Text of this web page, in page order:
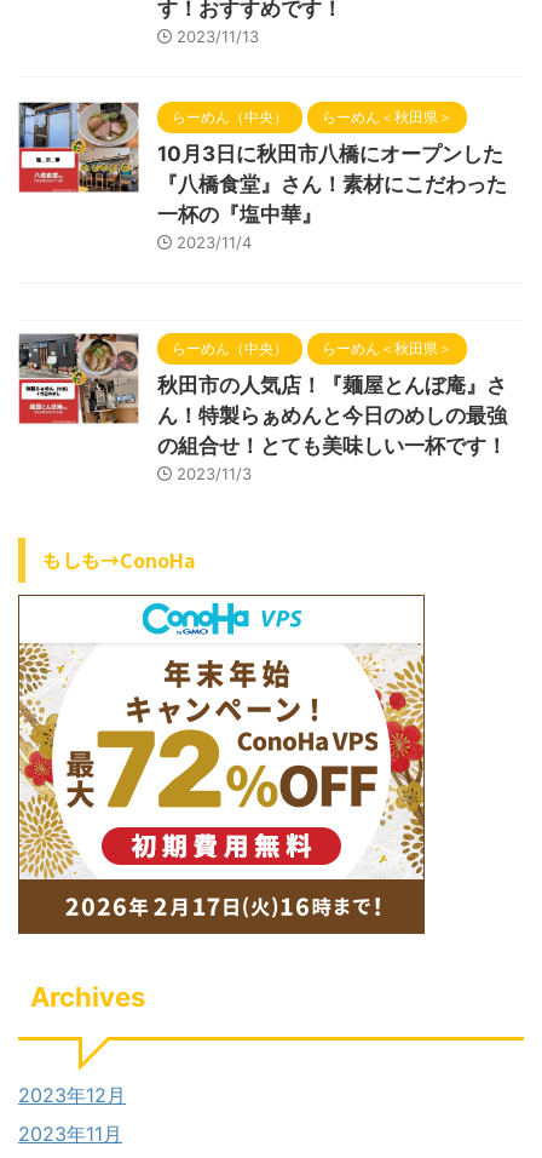
す！おすすめです！
2023/11/13
らーめん（中央） らーめん＜秋田県＞
10月3日に秋田市八橋にオープンした
『八橋食堂』さん！素材にこだわった
一杯の『塩中華』
2023/11/4
らーめん（中央） らーめん＜秋田県＞
秋田市の人気店！『麺屋とんぼ庵』さ
ん！特製らぁめんと今日のめしの最強
の組合せ！とても美味しい一杯です！
2023/11/3
もしも→ConoHa
Archives
2023年12月
2023年11月